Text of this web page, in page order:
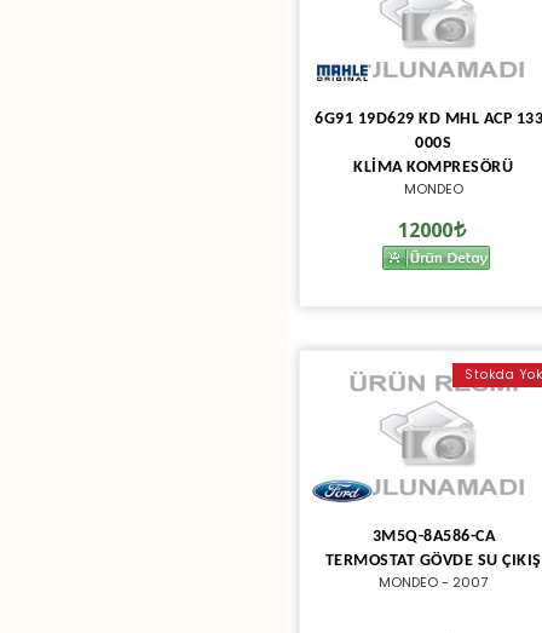
6G91 19D629 KD MHL ACP
000S
KLİMA KOMPRESÖRÜ
MONDEO
12000
Stokda Yok
3M5Q-8A586-CA
TERMOSTAT GÖVDE SU ÇIKIŞ
MONDEO - 2007